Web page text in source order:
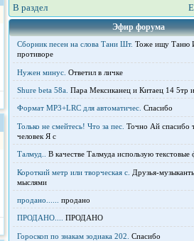
В раздел
Эфир форума
Сборник песен на слова Тани Шт. Тоже ищу Таню
противоре
Нужен минус. Ответил в личке
Shure beta 58а. Пара Мексиканец и Китаец 14 5тр и
Формат MP3+LRC для автоматичес. Спасибо
Только не смейтесь! Что за пес. Точно Ай спасибо
человек Я с
Талмуд.. В качестве Талмуда использую текстовые
Короткий метр или творческая с. Друзья-
мыслями
продано...... продано
ПРОДАНО.... ПРОДАНО
Гороскоп по знакам зодиака 202. Спасибо